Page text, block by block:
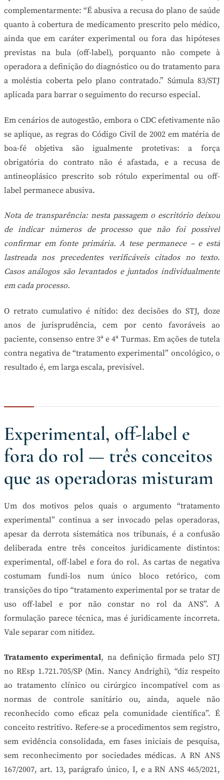
complementarmente: “É abusiva a recusa do plano de saúde
quanto à cobertura de medicamento prescrito pelo médico,
ainda que em caráter experimental ou fora das hipóteses
previstas na bula (off-label), porquanto não compete à
operadora a definição do diagnóstico ou do tratamento para
a moléstia coberta pelo plano contratado.” Súmula 83/STJ
aplicada para barrar o seguimento do recurso especial.
Em cenários de autogestão, embora o CDC efetivamente não
se aplique, as regras do Código Civil de 2002 em matéria de
boa-fé objetiva são igualmente protetivas: a força
obrigatória do contrato não é afastada, e a recusa de
antineoplásico prescrito sob rótulo experimental ou off-
label permanece abusiva.
Nota de transparência: nesta passagem o escritório deixou
de indicar números de processo que não foi possivel
confirmar em fonte primária. A tese permanece – e está
lastreada nos precedentes verificáveis citados no texto.
Casos análogos são levantados e juntados individualmente
em cada processo.
O retrato cumulativo é nítido: dez decisões do STJ, doze
anos de jurisprudência, cem por cento favoráveis ao
paciente, consenso entre 3ª e 4ª Turmas. Em ações de tutela
contra negativa de “tratamento experimental” oncológico, o
resultado é, em larga escala, previsível.
Experimental, off-label e
fora do rol — três conceitos
que as operadoras misturam
Um dos motivos pelos quais o argumento “tratamento
experimental” continua a ser invocado pelas operadoras,
apesar da derrota sistemática nos tribunais, é a confusão
deliberada entre três conceitos juridicamente distintos:
experimental, off-label e fora do rol. As cartas de negativa
costumam fundi-los num único bloco retórico, com
transições do tipo “tratamento experimental por se tratar de
uso off-label e por não constar no rol da ANS”. A
formulação parece técnica, mas é juridicamente incorreta.
Vale separar com nitidez.
Tratamento experimental, na definição firmada pelo STJ
no REsp 1.721.705/SP (Min. Nancy Andrighi), “diz respeito
ao tratamento clínico ou cirúrgico incompatível com as
normas de controle sanitário ou, ainda, aquele não
reconhecido como eficaz pela comunidade científica”. É
conceito restritivo. Refere-se a procedimentos sem registro,
sem evidência consolidada, em fases iniciais de pesquisa,
sem reconhecimento por sociedades médicas. A RN ANS
167/2007, art. 13, parágrafo único, I, e a RN ANS 465/2021,